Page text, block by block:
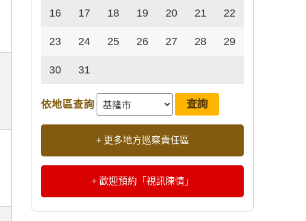
16 17 18 19 20 21 22
23 24 25 26 27 28 29
30 31
依地區查詢
+ 更多地方巡察責任區
+ 歡迎預約「視訊陳情」